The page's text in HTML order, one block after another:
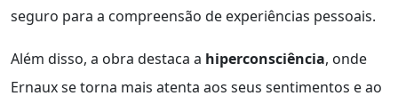
seguro para a compreensão de experiências pessoais.
Além disso, a obra destaca a hiperconsciência, onde
Ernaux se torna mais atenta aos seus sentimentos e ao